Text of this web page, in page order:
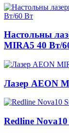
Настольны
MIRA5 40 Вт/
Лазер AEON
Redline